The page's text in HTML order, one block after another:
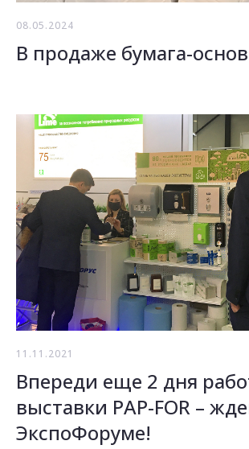
08.05.2024
В продаже бумага-
11.11.2021
Впереди еще 2 дня
выставки PAP-FOR –
ЭкспоФоруме!